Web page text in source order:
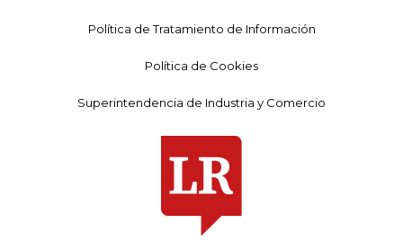
Política de Tratamiento de Información
Política de Cookies
Superintendencia de Industria y Comercio